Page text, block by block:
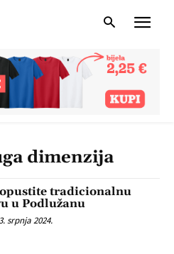
dimenzija
tradicionalnu
u Podlužanu
srpnja 2024.